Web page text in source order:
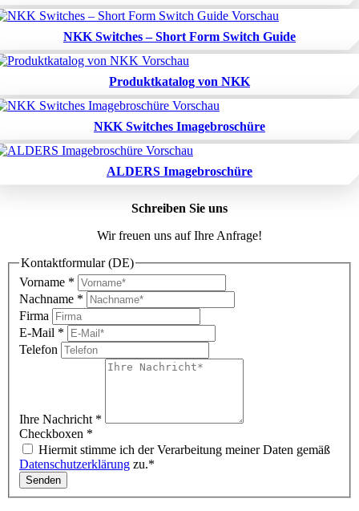
NKK Switches – Short Form Switch Guide
Produktkatalog von NKK
NKK Switches Imagebroschüre
ALDERS Imagebroschüre
Schreiben Sie uns
Wir freuen uns auf Ihre Anfrage!
Kontaktformular (DE)
Vorname *
Nachname *
Firma
E-Mail *
Telefon
Ihre Nachricht *
Checkboxen *
Hiermit stimme ich der Verarbeitung meiner Daten gemäß
Datenschutzerklärung zu.*
Senden